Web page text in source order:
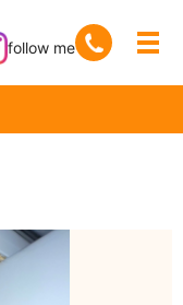
follow me